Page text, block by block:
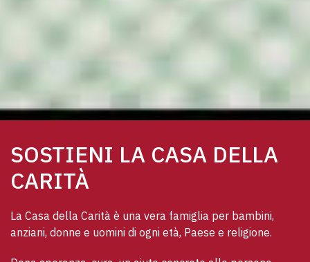
SOSTIENI LA CASA DELLA
CARITÀ
La Casa della Carità è una vera famiglia per bambini,
anziani, donne e uomini di ogni età, Paese e religione.